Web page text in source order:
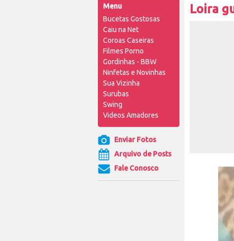
Menu
Bucetas Gostosas
Caiu na Net
Coroas Caseiras
Filmes Porno
Gordinhas - BBW
Ninfetas e Novinhas
Sua Vizinha
Surubas
Swing
Videos Amadores
Enviar Fotos
Arquivo de Posts
Fale Conosco
Loira